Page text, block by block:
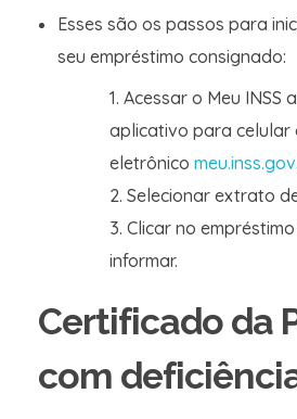
Esses são os passos para
seu empréstimo consignado:
Acessar o Meu INSS
aplicativo para celular
eletrônico
Selecionar extrato
Clicar no
informar.
Certificado da
com